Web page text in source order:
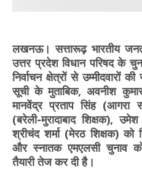
‎लखनऊ। सत्तारूढ़ भारतीय
उत्तर प्रदेश विधान परिषद के
निर्वाचन क्षेत्रों से उम्मीदवारों की
सूची के मुताबिक, अवनीश
मानवेंद्र प्रताप सिंह (आगरा
(बरेली-मुरादाबाद शिक्षक),
श्रीचंद शर्मा (मेरठ शिक्षक)
और स्नातक एमएलसी चुनाव
तैयारी तेज कर दी है।